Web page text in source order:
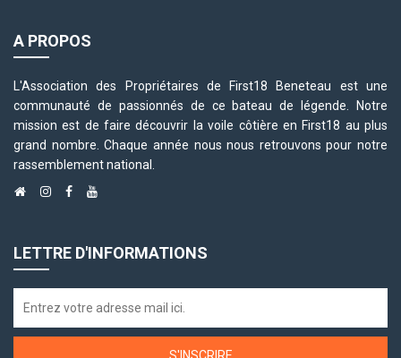
A PROPOS
L'Association des Propriétaires de First18 Beneteau est une
communauté de passionnés de ce bateau de légende. Notre
mission est de faire découvrir la voile côtière en First18 au plus
grand nombre. Chaque année nous nous retrouvons pour notre
rassemblement national.
LETTRE D'INFORMATIONS